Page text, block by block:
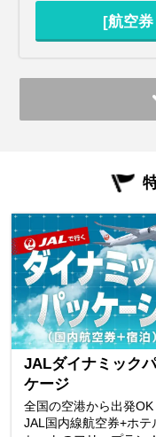
[航空
JALダイナミック
ケージ
全国の空港から出発OK
JAL国内線航空券+ホテ